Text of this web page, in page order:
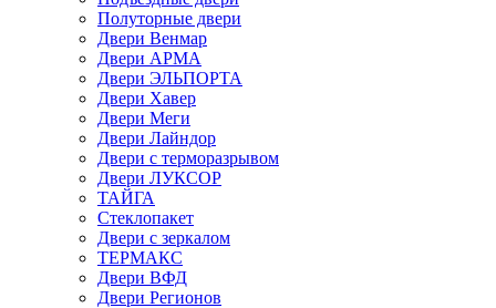
Полуторные двери
Двери Венмар
Двери АРМА
Двери ЭЛЬПОРТА
Двери Хавер
Двери Меги
Двери Лайндор
Двери с терморазрывом
Двери ЛУКСОР
ТАЙГА
Стеклопакет
Двери с зеркалом
ТЕРМАКС
Двери ВФД
Двери Регионов